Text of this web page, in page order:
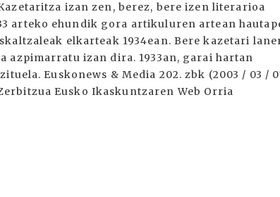
izan zen, berez, bere izen literarioa
arteko ehundik gora artikuluren artean
elkarteak 1934ean. Bere kazetari
azpimarratu izan dira. 1933an, garai hartan
Euskonews & Media 202. zbk (2003 / 03 /
Eusko Ikaskuntzaren Web Orria